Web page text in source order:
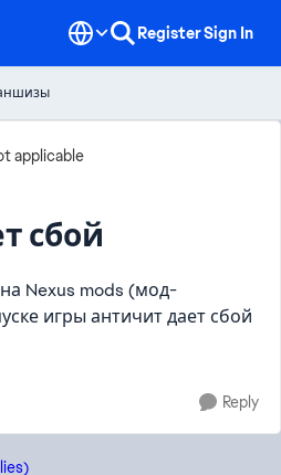
RegisterSign In
applicable
сбой
Nexus mods (мод-
игры античит дает сбой
Reply